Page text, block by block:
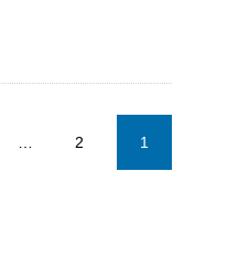
Posts
pagination
1
2